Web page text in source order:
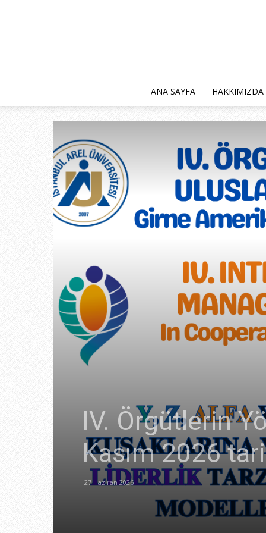
ANA SAYFA HAKKIMIZDA
IV. Örgütlerin
Kasım 2026
27 Haziran 2026